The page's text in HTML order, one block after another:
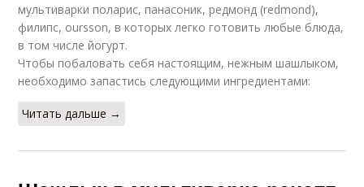
мультиварки поларис, панасоник, редмонд (redmond),
филипс, oursson, в которых легко готовить любые блюда,
в том числе йогурт.
Чтобы побаловать себя настоящим, нежным шашлыком,
необходимо запастись следующими ингредиентами:
Читать дальше →